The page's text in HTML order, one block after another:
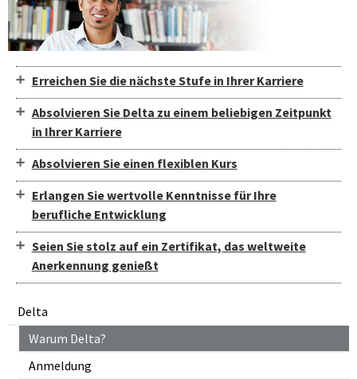
Delta
Warum Delta?
Anmeldung
Erreichen Sie die nächste Stufe in Ihrer Karriere
Absolvieren Sie Delta zu einem beliebigen Zeitpunkt
in Ihrer Karriere
Absolvieren Sie einen flexiblen Kurs
Erlangen Sie wertvolle Kenntnisse für Ihre
berufliche Entwicklung
Seien Sie stolz auf ein Zertifikat, das weltweite
Anerkennung genießt